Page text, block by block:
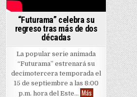
“Futurama” celebra su
regreso tras más de dos
décadas
La popular serie animada
“Futurama” estrenará su
decimotercera temporada el
15 de septiembre a las 8:00
p.m. hora del Este… Más “Futurama”